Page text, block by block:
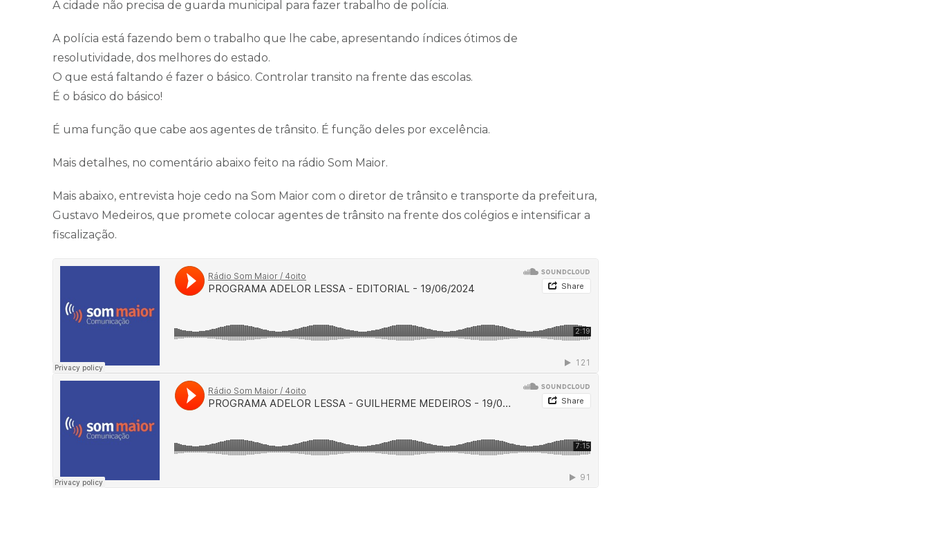
A cidade não precisa de guarda municipal para fazer trabalho de polícia.
A polícia está fazendo bem o trabalho que lhe cabe, apresentando índices ótimos de
resolutividade, dos melhores do estado.
O que está faltando é fazer o básico. Controlar transito na frente das escolas.
É o básico do básico!
É uma função que cabe aos agentes de trânsito. É função deles por excelência.
Mais detalhes, no comentário abaixo feito na rádio Som Maior.
Mais abaixo, entrevista hoje cedo na Som Maior com o diretor de trânsito e transporte da prefeitura,
Gustavo Medeiros, que promete colocar agentes de trânsito na frente dos colégios e intensificar a
fiscalização.